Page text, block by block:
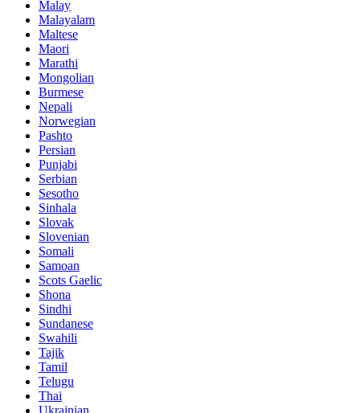
Malay
Malayalam
Maltese
Maori
Marathi
Mongolian
Burmese
Nepali
Norwegian
Pashto
Persian
Punjabi
Serbian
Sesotho
Sinhala
Slovak
Slovenian
Somali
Samoan
Scots Gaelic
Shona
Sindhi
Sundanese
Swahili
Tajik
Tamil
Telugu
Thai
Ukrainian